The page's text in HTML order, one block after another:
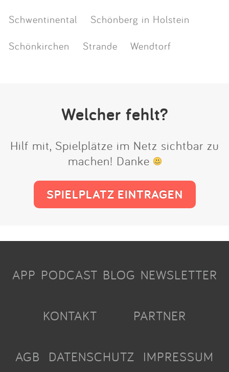
Schwentinental
Schönberg in Holstein
Schönkirchen
Strande Wendtorf
Welcher fehlt?
Hilf mit, Spielplätze im Netz sichtbar zu
machen! Danke
SPIELPLATZ EINTRAGEN
APP PODCAST BLOG NEWSLETTER
KONTAKT PARTNER
AGB DATENSCHUTZ IMPRESSUM